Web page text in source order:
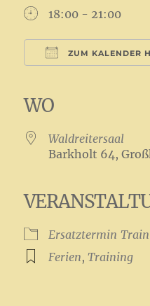
18:00 - 21:00
ZUM KALENDER
WO
Waldreitersaal
Barkholt 64,
Ersatztermin
Ferien,Training